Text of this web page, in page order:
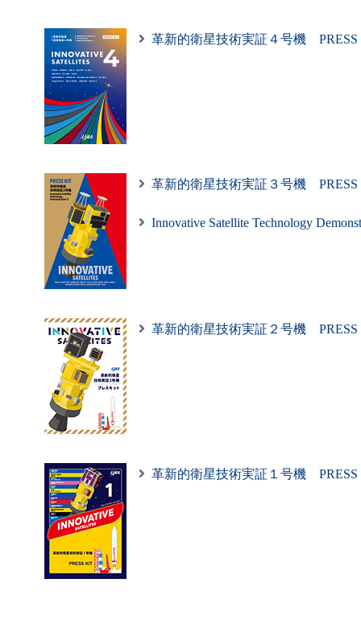
「革新的衛星技術実証
リリース
2025/12/12
「革新的衛星技術実証
リリース を掲載しました
2025/12/11
リリース
2025/12/08
「革新的衛星技術実証
リリース
を掲載しました
2025/12/06
「革新的衛星技術実証
革新的衛星技術実証４号機 PRESS
革新的衛星技術実証３号機 PRESS
Innovative Satellite Technology
革新的衛星技術実証２号機 PRESS
革新的衛星技術実証１号機 PRESS